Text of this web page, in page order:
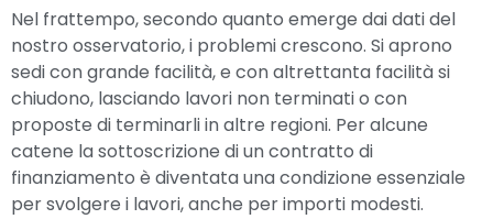
Nel frattempo, secondo quanto emerge dai dati del
nostro osservatorio, i problemi crescono. Si aprono
sedi con grande facilità, e con altrettanta facilità si
chiudono, lasciando lavori non terminati o con
proposte di terminarli in altre regioni. Per alcune
catene la sottoscrizione di un contratto di
finanziamento è diventata una condizione essenziale
per svolgere i lavori, anche per importi modesti.